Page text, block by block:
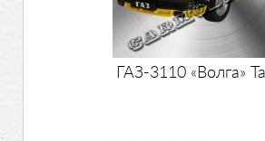
ГАЗ-3110 «Волга»